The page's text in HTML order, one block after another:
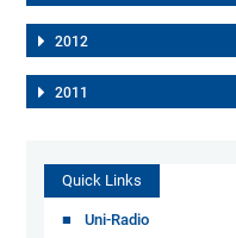
2012
2011
Quick Links
Uni-Radio